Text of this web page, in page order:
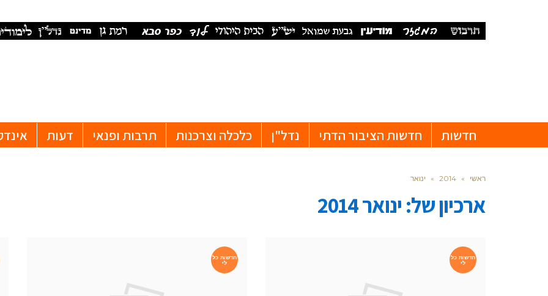
חדשות חדשות הציבור הדתי נדל"ן כלכלה וצרכנות תרבות ופנאי דעות
ראשי »
2014
» ינואר
ארכיון של:ינואר 2014
חדשות כל
לי
חדשות כל
לי